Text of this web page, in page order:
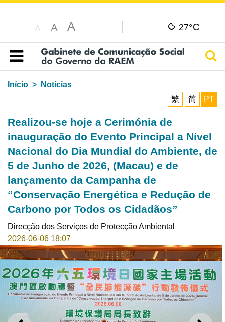
A A A 27°C
Índice
Início
Notícias
繁
简 PT
Realizou-se hoje a Cerimónia de
inauguração do Evento Principal a Nível
Nacional do Dia Mundial do Ambiente, de
5 de Junho de 2026, (Macau) e de
lançamento da Campanha de
“Conservação Energética e Redução de
Carbono por Todos os Cidadãos”
Direcção dos Serviços de Protecção Ambiental
2026-06-06 18:07